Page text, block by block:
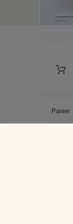
Panier